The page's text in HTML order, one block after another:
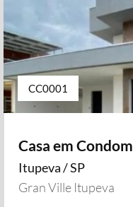
CC0001
Casa em
Itupeva / SP
Gran Ville Itupeva